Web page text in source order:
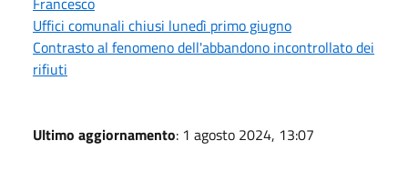
Uffici comunali chiusi lunedì primo giugno
Contrasto al fenomeno dell'abbandono incontrollato dei
rifiuti
Ultimo aggiornamento: 1 agosto 2024, 13:07